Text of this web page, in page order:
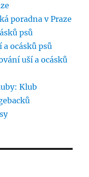
poradna v Praze
psů
ocásků psů
uší a ocásků
Klub